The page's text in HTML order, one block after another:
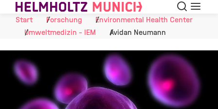
Skip to Content Suche
Start
Forschung
Environmental Health Center
Umweltmedizin - IEM
Avidan Neumann